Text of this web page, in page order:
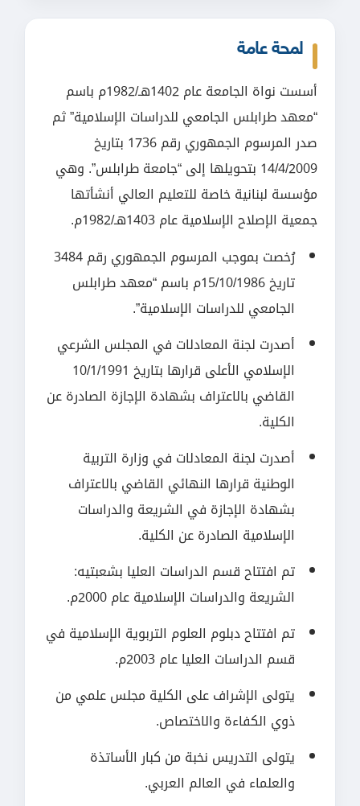
لمحة عامة
أسست نواة الجامعة عام 1402هـ/1982م باسم
“معهد طرابلس الجامعي للدراسات الإسلامية” ثم
صدر المرسوم الجمهوري رقم 1736 بتاريخ
14/4/2009 بتحويلها إلى “جامعة طرابلس”. وهي
مؤسسة لبنانية خاصة للتعليم العالي أنشأتها
جمعية الإصلاح الإسلامية عام 1403هـ/1982م.
رُخصت بموجب المرسوم الجمهوري رقم 3484
تاريخ 15/10/1986م باسم “معهد طرابلس
الجامعي للدراسات الإسلامية”.
أصدرت لجنة المعادلات في المجلس الشرعي
الإسلامي الأعلى قرارها بتاريخ 10/1/1991
القاضي بالاعتراف بشهادة الإجازة الصادرة عن
الكلية.
أصدرت لجنة المعادلات في وزارة التربية
الوطنية قرارها النهائي القاضي بالاعتراف
بشهادة الإجازة في الشريعة والدراسات
الإسلامية الصادرة عن الكلية.
تم افتتاح قسم الدراسات العليا بشعبتيه:
الشريعة والدراسات الإسلامية عام 2000م.
تم افتتاح دبلوم العلوم التربوية الإسلامية في
قسم الدراسات العليا عام 2003م.
يتولى الإشراف على الكلية مجلس علمي من
ذوي الكفاءة والاختصاص.
يتولى التدريس نخبة من كبار الأساتذة
والعلماء في العالم العربي.